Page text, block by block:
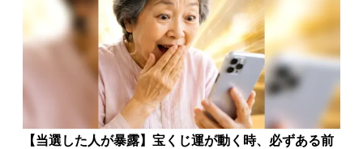
【当選した人が暴露】宝くじ運が動く時、必ずある前